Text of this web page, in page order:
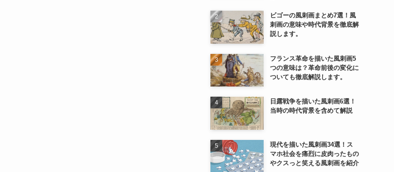
ビゴーの風刺画まとめ7選！風
刺画の意味や時代背景を徹底解
説します。
フランス革命を描いた風刺画5
つの意味は？革命前後の変化に
ついても徹底解説します。
日露戦争を描いた風刺画6選！
当時の時代背景を含めて解説
現代を描いた風刺画34選！ス
マホ社会を痛烈に皮肉ったもの
やクスっと笑える風刺画を紹介